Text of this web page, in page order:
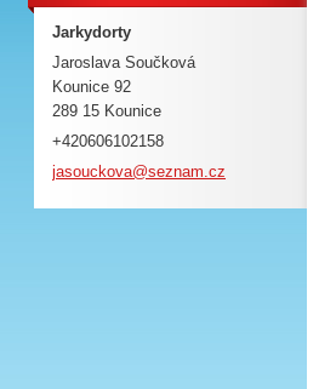
Jarkydorty
Jaroslava Součková
Kounice 92
289 15 Kounice
+420606102158
jasouckova@seznam.cz